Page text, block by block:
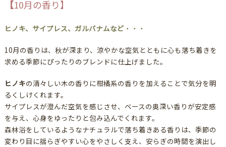
【10月の香り】
ヒノキ、サイプレス、ガルバナムなど ・・・
10月の香りは、秋が深まり、涼やかな空気とともに心も落ち着きを
求める季節にぴったりのブレンドに仕上げました。
ヒノキの清々しい木の香りに柑橘系の香りを加えることで気分を明
るくしけくれます。
サイプレスが澄んだ空気を感じさせ、ベースの奥深い香りが安定感
を与え、心身をゆったりと包み込んでくれます。
森林浴をしているようなナチュラルで落ち着きある香りは、季節の
変わり目に揺らぎやすい心をやさしく支え、安らぎの時間を演出し